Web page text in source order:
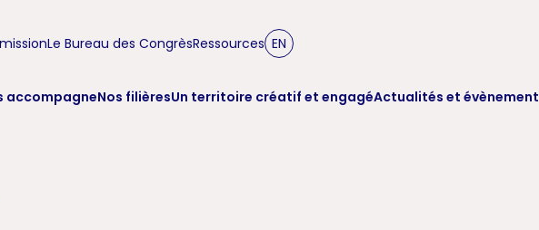
Le Bureau des CongrèsRessources EN
accompagneNos filièresUn territoire créatif et engagéActualités et